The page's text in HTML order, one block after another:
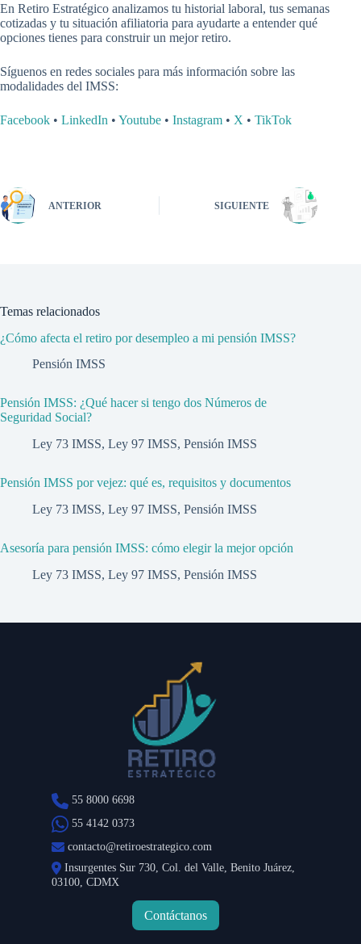
En Retiro Estratégico analizamos tu historial laboral, tus semanas
cotizadas y tu situación afiliatoria para ayudarte a entender qué
opciones tienes para construir un mejor retiro.
Síguenos en redes sociales para más información sobre las
modalidades del IMSS:
Facebook • LinkedIn • Youtube • Instagram • X • TikTok
ANTERIOR SIGUIENTE
Temas relacionados
¿Cómo afecta el retiro por desempleo a mi pensión IMSS?
Pensión IMSS
Pensión IMSS: ¿Qué hacer si tengo dos Números de
Seguridad Social?
Ley 73 IMSS, Ley 97 IMSS, Pensión IMSS
Pensión IMSS por vejez: qué es, requisitos y documentos
Ley 73 IMSS, Ley 97 IMSS, Pensión IMSS
Asesoría para pensión IMSS: cómo elegir la mejor opción
Ley 73 IMSS, Ley 97 IMSS, Pensión IMSS
55 8000 6698
55 4142 0373
contacto@retiroestrategico.com
Insurgentes Sur 730, Col. del Valle, Benito Juárez,
03100, CDMX
Contáctanos